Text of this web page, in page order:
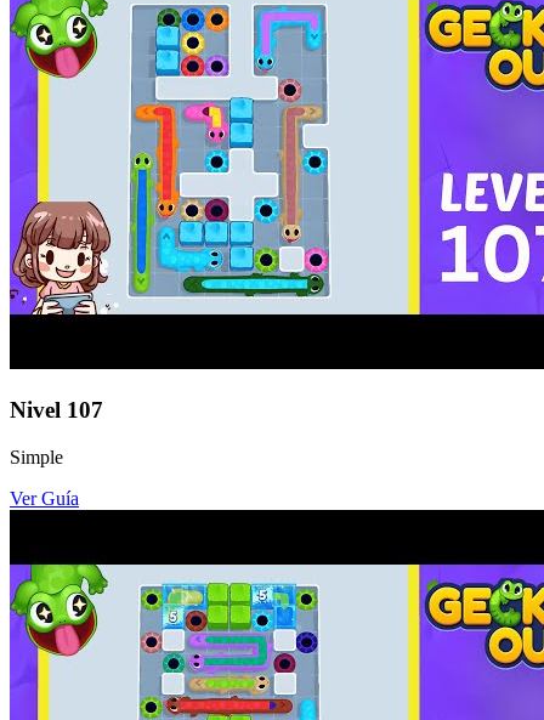
Nivel 107
Simple
Ver Guía